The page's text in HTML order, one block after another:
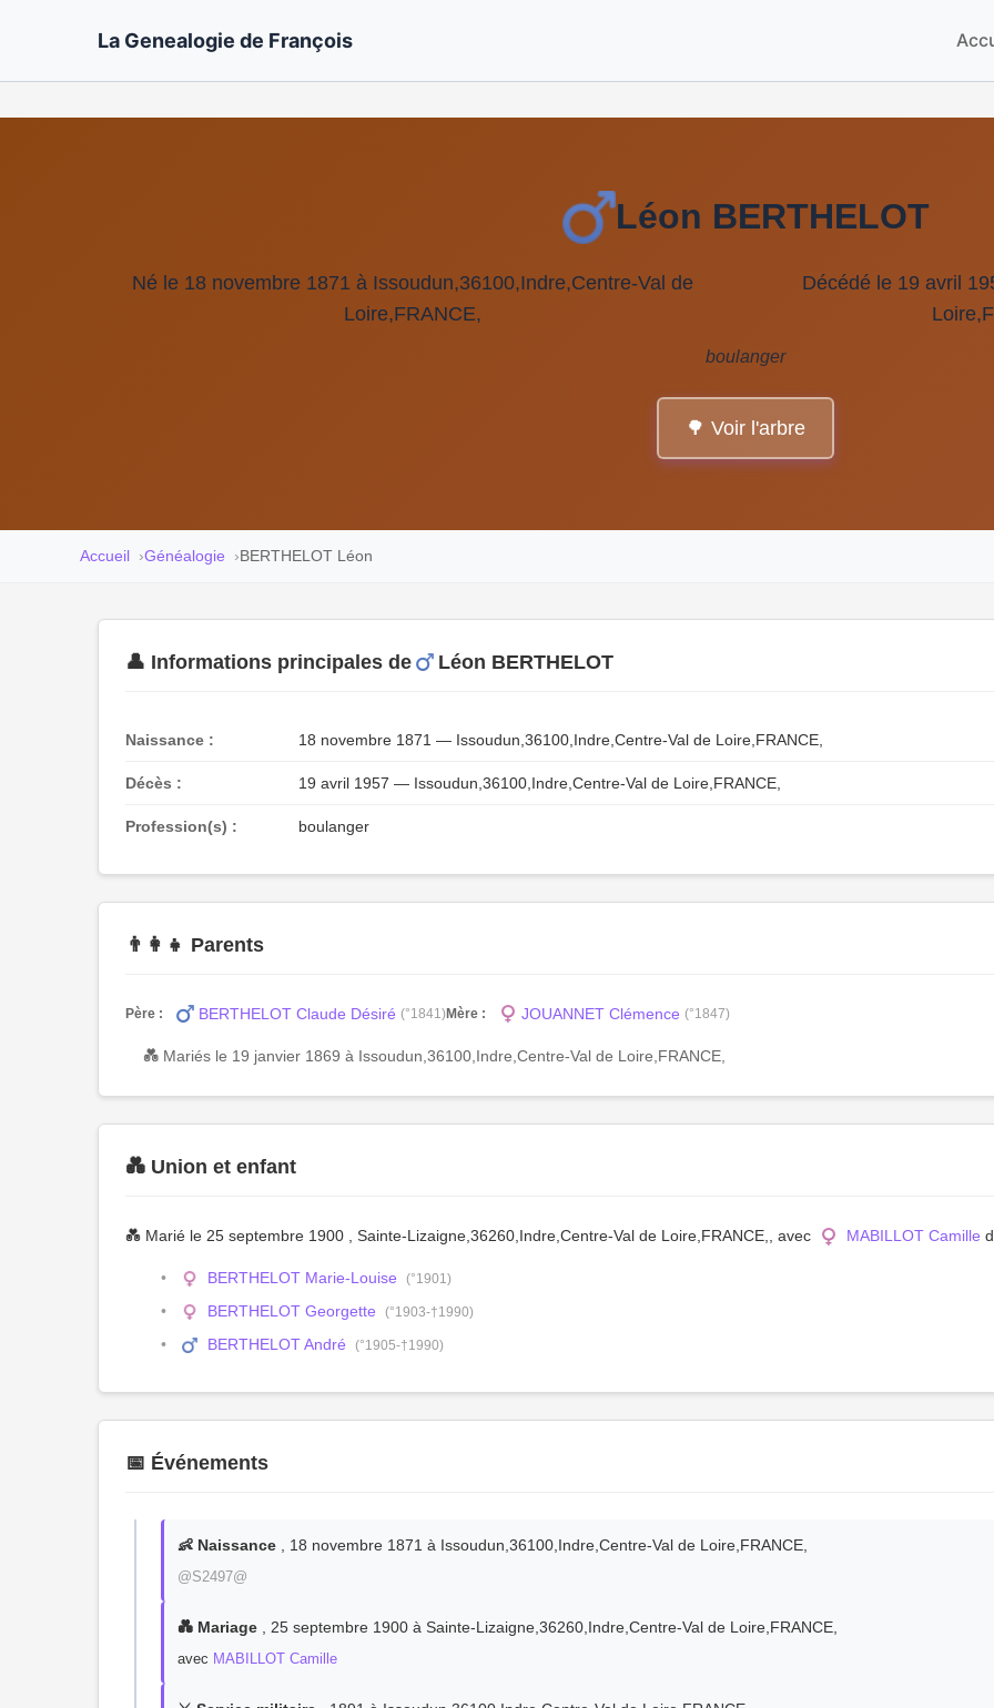
La Genealogie de François
Léon BERTHELOT
Né le 18 novembre 1871 à Issoudun,36100,Indre,Centre-Val de
Loire,FRANCE,
Décédé le 19 avril
boulanger
🌳 Voir l'arbre
Accueil Généalogie BERTHELOT Léon
👤 Informations principales de Léon BERTHELOT
Naissance : 18 novembre 1871 — Issoudun,36100,Indre,Centre-Val de Loire,FRANCE,
Décès : 19 avril 1957 — Issoudun,36100,Indre,Centre-Val de Loire,FRANCE,
Profession(s) : boulanger
👨‍👩‍👧 Parents
Père : BERTHELOT Claude Désiré (°1841)Mère : JOUANNET Clémence (°1847)
💑 Mariés le 19 janvier 1869 à Issoudun,36100,Indre,Centre-Val de Loire,FRANCE,
💑 Union et enfant
💑 Marié le 25 septembre 1900 , Sainte-Lizaigne,36260,Indre,Centre-Val de Loire,FRANCE,, avec MABILLOT Camille
BERTHELOT Marie-Louise (°1901)
BERTHELOT Georgette (°1903-†1990)
BERTHELOT André (°1905-†1990)
📅 Événements
👶 Naissance , 18 novembre 1871 à Issoudun,36100,Indre,Centre-Val de Loire,FRANCE,
@S2497@
💑 Mariage , 25 septembre 1900 à Sainte-Lizaigne,36260,Indre,Centre-Val de Loire,FRANCE,
avec MABILLOT Camille